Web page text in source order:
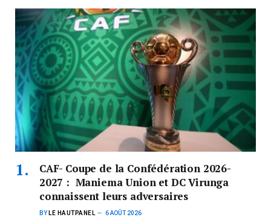
CAF- Coupe de la Confédération 2026-
2027 : Maniema Union et DC Virunga
connaissent leurs adversaires
BY LE HAUTPANEL 6 AOÛT 2026